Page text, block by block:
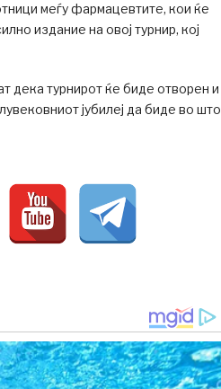
меѓу фармацевтите, кои ќе
издание на овој турнир, кој
дека турнирот ќе биде отворен и
јубилеј да биде во што